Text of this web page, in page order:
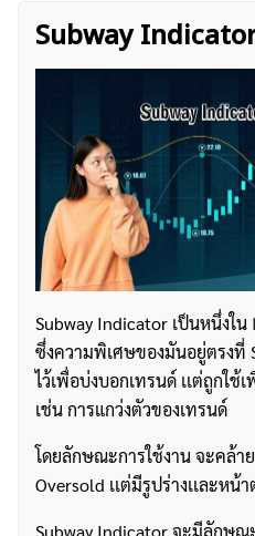
Subway Indicator
Subway Indicator เป็นหนึ่งใน
ซึ่งความพิเศษของมันอยู่ตรงที่
ไว้เพื่อบ่งบอกเทรนด์ เเต่ถูกใช้
เช่น การแกว่งตัวของเทรนด์
โดยลักษณะการใช้งาน จะคล้า
Oversold เเต่มีรูปร่างเเละหน้